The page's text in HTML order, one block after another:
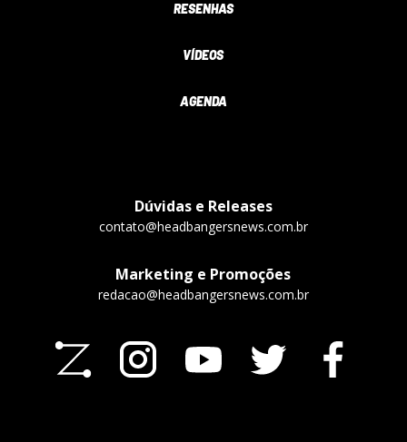
RESENHAS
VÍDEOS
AGENDA
Dúvidas e Releases
contato@headbangersnews.com.br
Marketing e Promoções
redacao@headbangersnews.com.br